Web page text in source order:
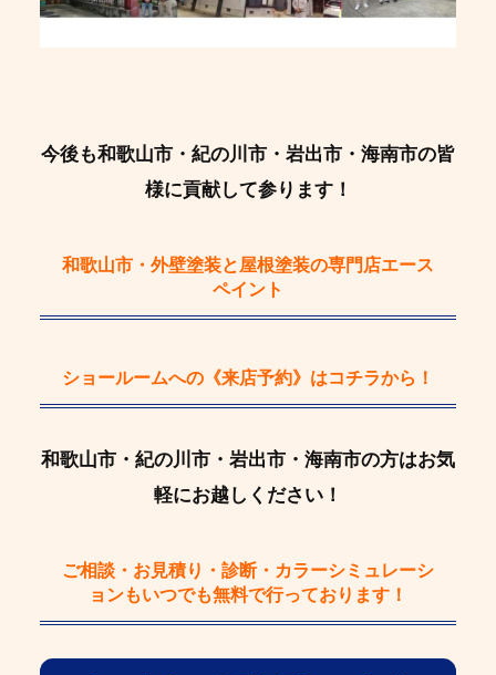
今後も和歌山市・紀の川市・岩出市・海南市の皆
様に貢献して参ります！
和歌山市・外壁塗装と屋根塗装の専門店エース
ペイント
ショールームへの《来店予約》 はコチラから！
和歌山市・紀の川市・岩出市・海南市の方はお気
軽にお越しください！
ご相談・お見積り・診断・カラーシミュレーシ
ョンもいつでも無料で行っております！